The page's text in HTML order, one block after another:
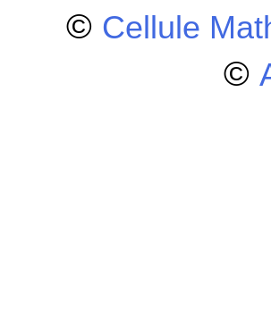
© Cellule
©